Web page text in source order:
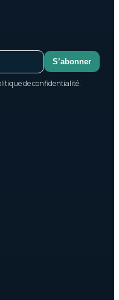
S’abonner
de confidentialité.